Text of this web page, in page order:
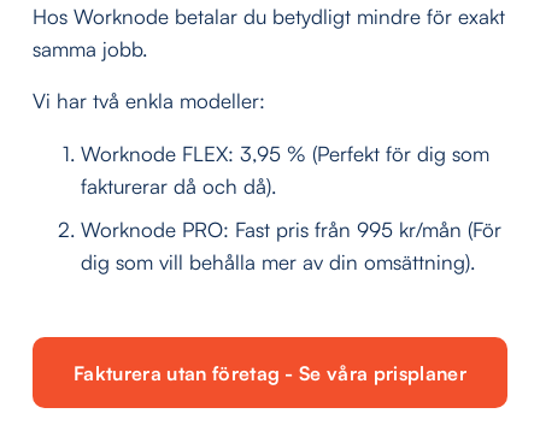
Hos Worknode betalar du betydligt mindre för exakt
samma jobb.
Vi har två enkla modeller:
Worknode FLEX: 3,95 % (Perfekt för dig som
fakturerar då och då).
Worknode PRO: Fast pris från 995 kr/mån (För
dig som vill behålla mer av din omsättning).
Fakturera utan företag - Se våra prisplaner